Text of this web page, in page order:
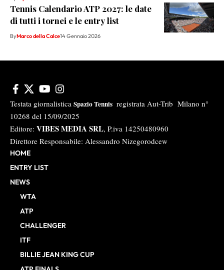
Tennis Calendario ATP 2027: le date
di tutti i tornei e le entry list
ByMarco della Calce14 Gennaio 2026
Testata giornalistica Spazio Tennis registrata Aut-Trib Milano n°
10268 del 15/09/2025
Editore: VIBES MEDIA SRL, P.iva 14250480960
Direttore Responsabile: Alessandro Nizegorodcew
HOME
ENTRY LIST
NEWS
WTA
ATP
CHALLENGER
ITF
BILLIE JEAN KING CUP